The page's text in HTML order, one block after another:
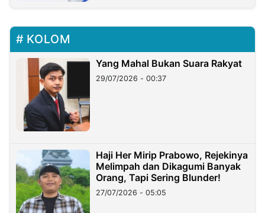
KOLOM
Yang Mahal Bukan Suara Rakyat
29/07/2026 - 00:37
Haji Her Mirip Prabowo, Rejekinya
Melimpah dan Dikagumi Banyak
Orang, Tapi Sering Blunder!
27/07/2026 - 05:05